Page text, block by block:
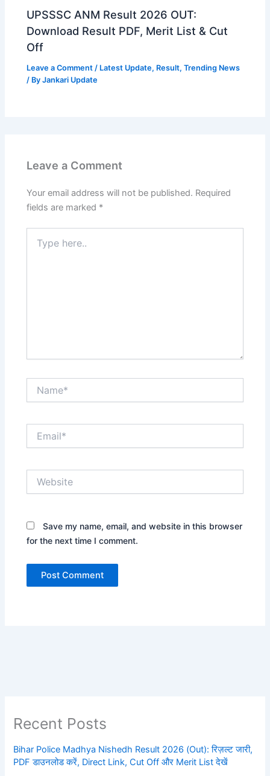
UPSSSC ANM Result 2026 OUT:
Download Result PDF, Merit List & Cut
Off
Leave a Comment / Latest Update, Result,Trending News
/ ByJankari Update
Leave a Comment
Your email address will not be published. Required
fields are marked *
here..
Save my name, email, and website in this browser
for the next time I comment.
Recent Posts
Bihar Police Madhya Nishedh Result 2026 (Out): रिज़ल्ट जारी,
PDF डाउनलोड करें, Direct Link, Cut Off और Merit List देखें